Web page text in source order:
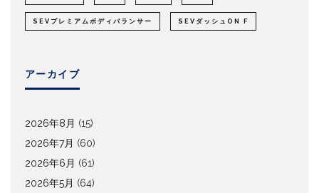
SEVプレミアムボディバランサー SEVダッシュON F
アーカイブ
2026年8月 (15)
2026年7月 (60)
2026年6月 (61)
2026年5月 (64)